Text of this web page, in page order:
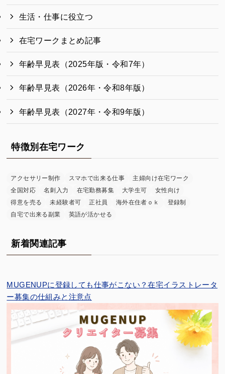
生活・仕事に役立つ
在宅ワークまとめ記事
年齢早見表（2025年版・令和7年）
年齢早見表（2026年・令和8年版）
年齢早見表（2027年・令和9年版）
特徴別在宅ワーク
アクセサリー制作 スマホで出来る仕事
主婦向け在宅ワーク
全国対応
名刺入力 在宅勤務募集 大学生可
女性向け
得意を売る
未経験者可 正社員 海外在住者ｏｋ
登録制
自宅で出来る副業
英語が活かせる
新着関連記事
MUGENUPに登録しても仕事がこない？在宅イラストレータ
ー募集の仕組みと注意点